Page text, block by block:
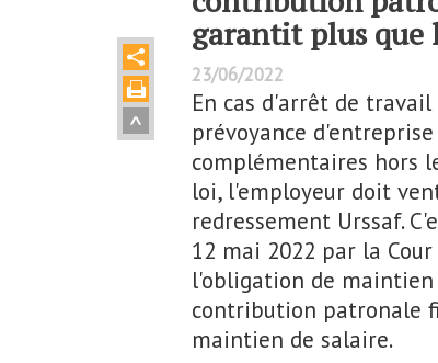
garantit plus
23/06/2022
En cas d'arrêt de
prévoyance
complémentaires hors
loi, l'employeur doit
redressement Urssaf.
12 mai 2022 par la
l'obligation de maintien
contribution patronale
maintien de salaire.